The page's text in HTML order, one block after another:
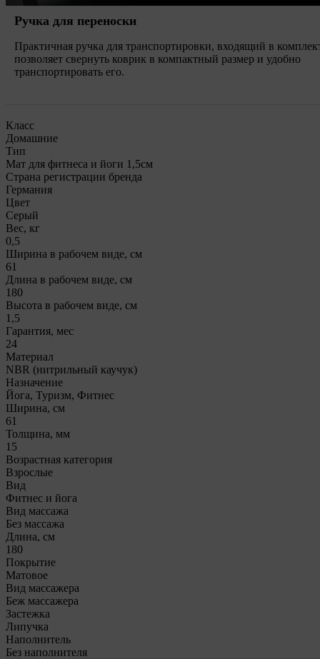
Ручка для переноски
Практичная ручка для транспортировки, входящий в
позволяет свернуть коврик в компактный размер и удобно
транспортировать его.
Класс
Домашние
Тип
Мат для фитнеса и йоги 1,5см
Страна регистрации бренда
Германия
Цвет
Серый
Вес, кг
0,5
Ширина в рабочем виде, см
61
Длина в рабочем виде, см
180
Высота в рабочем виде, см
1,5
Гарантия, мес
24
Материал
NBR (нитрильный каучук)
Назначение
Йога, Туризм, Фитнес
Ширина, см
61
Толщина, мм
15
Возрастная категория
Взрослые
Вид
Фитнес и йога
Вид массажа
Без массажа
Длина, см
180
Покрытие
Матовое
Вид массажера
Беж массажера
Застежка
Липучка
Наполнитель
Без наполнителя